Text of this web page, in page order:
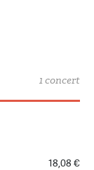
1 concert
18,08 €